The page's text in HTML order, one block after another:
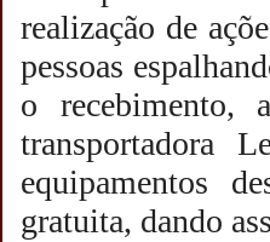
realização de
pessoas
o recebimento,
transportadora
equipamentos
gratuita, dando